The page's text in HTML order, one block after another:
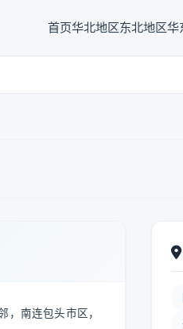
首页华北地区东北地区华
南连包头市区，